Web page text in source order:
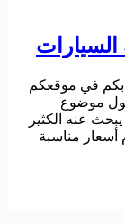
السيارات
بكم في موقعكم
حول موضوع
عنه الكثير
أسعار مناسبة